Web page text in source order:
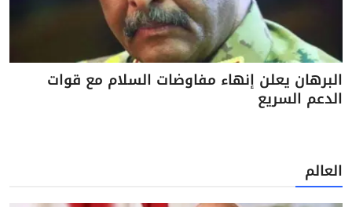
البرهان يعلن إنهاء مفاوضات السلام مع قوات
الدعم السريع
العالم